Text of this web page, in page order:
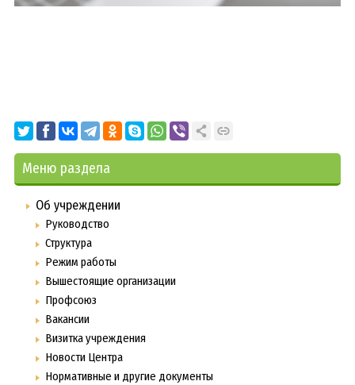
Меню раздела
Об учреждении
Руководство
Структура
Режим работы
Вышестоящие организации
Профсоюз
Вакансии
Визитка учреждения
Новости Центра
Нормативные и другие документы